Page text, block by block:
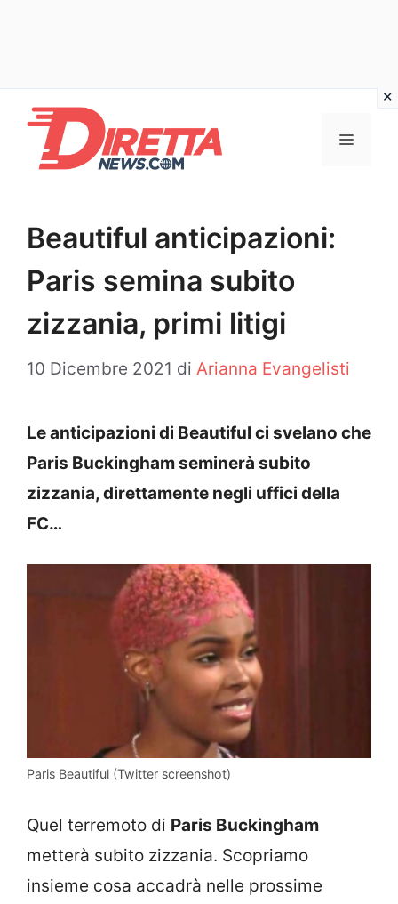
contenuto
Menu
Beautiful anticipazioni:
Paris semina subito
zizzania, primi litigi
10 Dicembre 2021 di Arianna Evangelisti
Le anticipazioni di Beautiful ci svelano che
Paris Buckingham seminerà subito
zizzania, direttamente negli uffici della
FC…
Paris Beautiful (Twitter screenshot)
Quel terremoto di Paris Buckingham
metterà subito zizzania. Scopriamo
insieme cosa accadrà nelle prossime